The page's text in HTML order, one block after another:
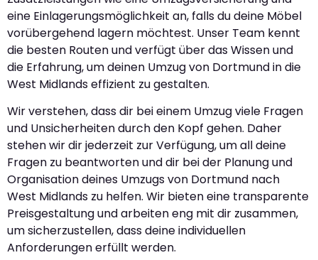
eine Einlagerungsmöglichkeit an, falls du deine Möbel
vorübergehend lagern möchtest. Unser Team kennt
die besten Routen und verfügt über das Wissen und
die Erfahrung, um deinen Umzug von Dortmund in die
West Midlands effizient zu gestalten.
Wir verstehen, dass dir bei einem Umzug viele Fragen
und Unsicherheiten durch den Kopf gehen. Daher
stehen wir dir jederzeit zur Verfügung, um all deine
Fragen zu beantworten und dir bei der Planung und
Organisation deines Umzugs von Dortmund nach
West Midlands zu helfen. Wir bieten eine transparente
Preisgestaltung und arbeiten eng mit dir zusammen,
um sicherzustellen, dass deine individuellen
Anforderungen erfüllt werden.